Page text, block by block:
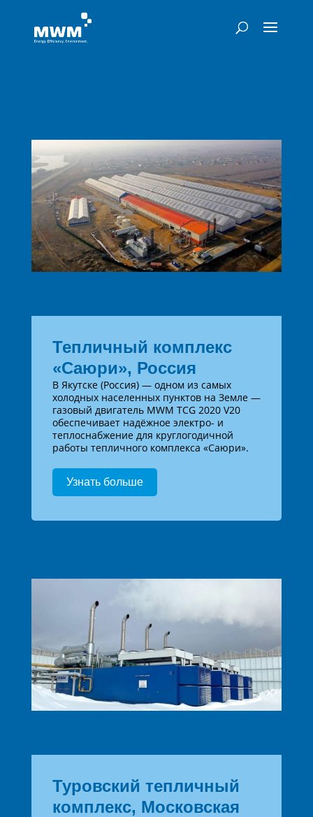
Тепличный комплекс
«Саюри», Россия
В Якутске (Россия) — одном из самых
холодных населенных пунктов на Земле —
газовый двигатель MWM TCG 2020 V20
обеспечивает надёжное электро- и
теплоснабжение для круглогодичной
работы тепличного комплекса «Саюри».
Узнать больше
Туровский тепличный
комплекс, Московская